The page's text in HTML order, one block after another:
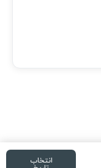
انتخاب